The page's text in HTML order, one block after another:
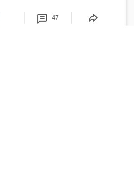
komunalni redar
47